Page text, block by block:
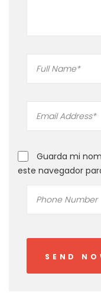
Guarda mi
este navegador